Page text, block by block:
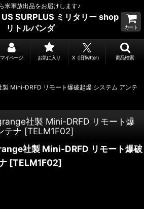
米軍放出品をお届けします♪
SURPLUS ミリタリー shop
リトルパンダ
カート
マイページ お気に入り X（旧Twitter） 商品検索
Mini-DRFD リモート爆破起爆 システム アンテ
社製 Mini-DRFD リモート爆
テナ [TELM1F02]
社製 Mini-DRFD リモート爆破
[TELM1F02]